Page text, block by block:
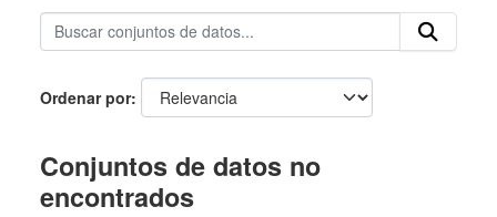
Ordenar por
Conjuntos de datos no
encontrados